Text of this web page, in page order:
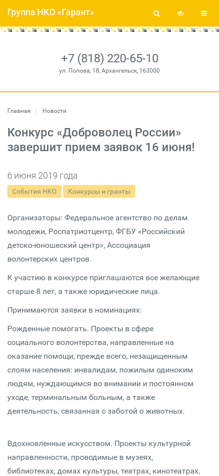
+7 (818) 220-65-10
ул. Попова, 18, Архангельск, 163000
Группа НКО «Гарант»
Главная Новости
Конкурс «Доброволец России»
завершит прием заявок 16 июня!
6 июня 2019 года
События НКО Конкурсы и гранты
Организаторы: Федеральное агентство по делам
молодежи, Роспатриотцентр, ФГБУ «Российский
детско-юношеский центр», Ассоциация
волонтерских центров.
К участию в конкурсе приглашаются все желающие
старше 8 лет, а также юридические лица.
Принимаются заявки в номинациях:
Рожденные помогать. Проекты в сфере
социального волонтерства, направленные на
оказание помощи, прежде всего, незащищенным
слоям населения: инвалидам, пожилым одиноким
людям, нуждающимся во внимании и постоянном
уходе, терминальным больным, а также
деятельность, связанная с заботой о животных.
Вдохновленные искусством. Проекты культурной
направленности, проводимые в музеях,
библиотеках, домах культуры, театрах, кинотеатрах,